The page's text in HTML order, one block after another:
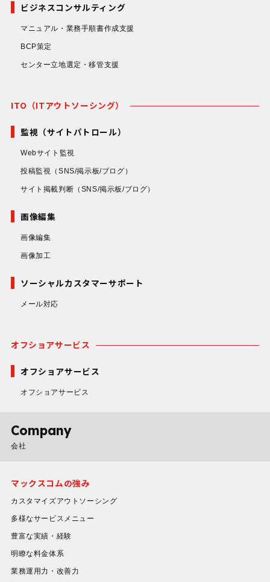
ビジネスコンサルティング
マニュアル・業務手順書作成支援
BCP策定
センター立地選定・移管支援
ITO（ITアウトソーシング）
監視（サイトパトロール）
Webサイト監視
投稿監視 （SNS/掲示板/ブログ）
サイト掲載判断 （SNS/掲示板/ブログ）
画像編集
画像編集
画像加工
ソーシャルカスタマーサポート
メール対応
オフショアサービス
オフショアサービス
オフショアサービス
Company
会社
マックスコムの強み
カスタマイズアウトソーシング
多様なサービスメニュー
豊富な実績・経験
明瞭な料金体系
業務運用力・改善力